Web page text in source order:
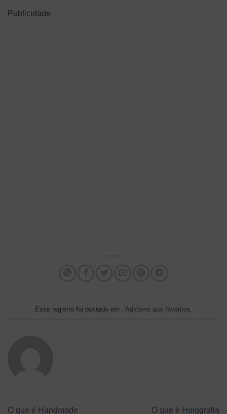
Publicidade
Esse registro foi postado em . Adicione aos favoritos
O que é Handmade O que é Holografia